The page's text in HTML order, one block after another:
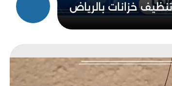
خزانات بالرياض